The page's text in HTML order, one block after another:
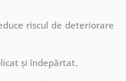
riscul de deteriorare
și îndepărtat.